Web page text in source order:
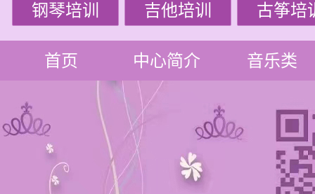
钢琴培训 吉他培训 古筝培
首页 中心简介 音乐类